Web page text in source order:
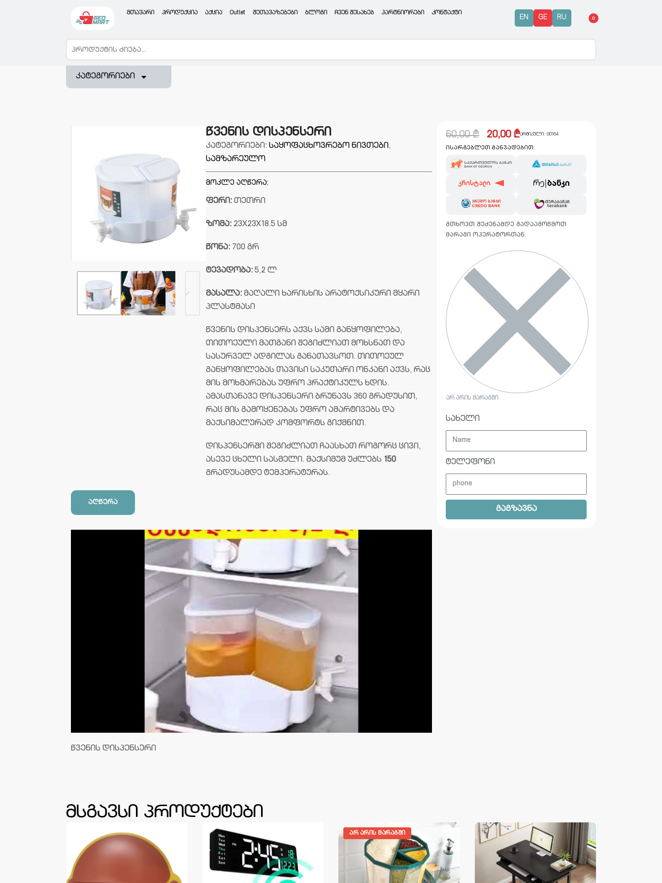
მთავარი პროდუქცია აქცია Outlet შეთავაზებები ბლოგი ჩვენ შესახებ პარტნიორები კონტაქტი
EN GE RU 0
კატეგორიები
წვენის დისპენსერი
კატეგორიები: საყოფაცხოვრებო ნივთები,
სამზარეულო
მოკლე აღწერა:
ფერი: თეთრი
ზომა: 23X23X18.5 სმ
წონა: 700 გრ
ტევადობა:5,2 ლ
მასალა: მაღალი ხარისხის არატოქსიკური მყარი
პლასტმასი
წვენის დისპენსერს აქვს სამი განყოფილება,
თითოეული მათგანი შეგიძლიათ მოხსნათ და
სასურველ ადგილას განათავსოთ. თითოეულ
განყოფილებას თავისი საკუთარი ონკანი აქვს, რაც
მის მოხმარებას უფრო პრაქტიკულს ხდის.
ამასთანავე დისპენსერი ბრუნავს 360 გრადუსით,
რაც მის გამოყენებას უფრო ამარტივებს და
მაქსიმალურად კომფორტს გიქმნით.
დისპენსერში შეგიძლიათ ჩაასხათ როგორც ცივი,
ასევე ცხელი სასმელი. მაქსიმუმ უძლებს 150
გრადუსამდე ტემპერატურას.
აღწერა
წვენის დისპენსერი
60,00₾ 20,00 ₾არტიკული: 00164
ისარგებლეთ განვადებით:
გთხოვთ შეძენამდე გადაამოწმოთ
მარაგი ოპერატორთან.
ᲐᲠ ᲐᲠᲘᲡ ᲛᲐᲠᲐᲒᲨᲘ
სახელი
ტელეფონი
გაგზავნა
მსგავსი პროდუქტები
ᲐᲠ ᲐᲠᲘᲡ ᲛᲐᲠᲐᲒᲨᲘ